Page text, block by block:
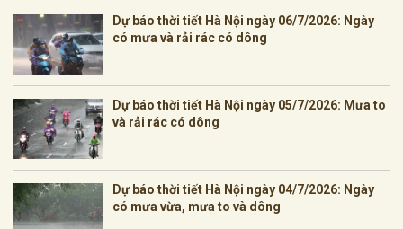
Dự báo thời tiết Hà Nội ngày 06/7/2026: Ngày
có mưa và rải rác có dông
Dự báo thời tiết Hà Nội ngày 05/7/2026: Mưa to
và rải rác có dông
Dự báo thời tiết Hà Nội ngày 04/7/2026: Ngày
có mưa vừa, mưa to và dông